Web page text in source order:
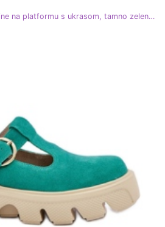
Zazoo 10141 Kožne mokasine na platformu s ukrasom, tamno zelene zelena